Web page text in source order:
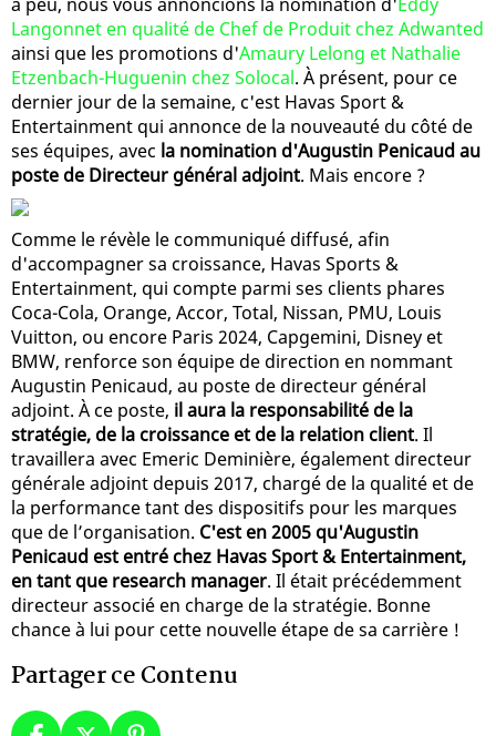
Langonnet en qualité de Chef de Produit chez Adwanted
ainsi que les promotions d'Amaury Lelong et Nathalie
Etzenbach-Huguenin chez Solocal. À présent, pour ce
dernier jour de la semaine, c'est Havas Sport &
Entertainment qui annonce de la nouveauté du côté de
ses équipes, avec la nomination d'Augustin Penicaud au
poste de Directeur général adjoint. Mais encore ?
Comme le révèle le communiqué diffusé, afin
d'accompagner sa croissance, Havas Sports &
Entertainment, qui compte parmi ses clients phares
Coca-Cola, Orange, Accor, Total, Nissan, PMU, Louis
Vuitton, ou encore Paris 2024, Capgemini, Disney et
BMW, renforce son équipe de direction en nommant
Augustin Penicaud, au poste de directeur général
adjoint. À ce poste, il aura la responsabilité de la
stratégie, de la croissance et de la relation client. Il
travaillera avec Emeric Deminière, également directeur
générale adjoint depuis 2017, chargé de la qualité et de
la performance tant des dispositifs pour les marques
que de l’organisation. C'est en 2005 qu'Augustin
Penicaud est entré chez Havas Sport & Entertainment,
en tant que research manager. Il était précédemment
directeur associé en charge de la stratégie. Bonne
chance à lui pour cette nouvelle étape de sa carrière !
Partager ce Contenu